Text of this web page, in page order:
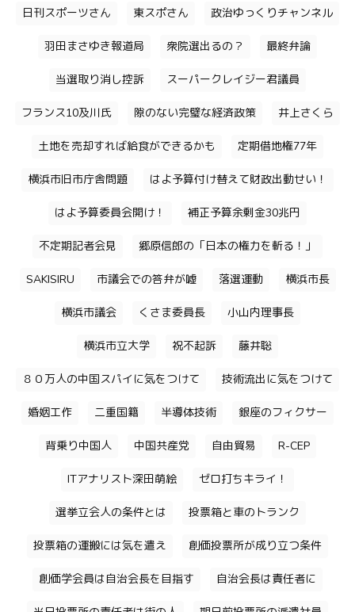
日刊スポーツさん 東スポさん 政治ゆっくりチャンネル
羽田まさゆき報道局 衆院選出るの？ 最終弁論
当選取り消し控訴 スーパークレイジー君議員
フランス10及川氏 隙のない完璧な経済政策 井上さくら
土地を売却すれば給食ができるかも 定期借地権77年
横浜市旧市庁舎問題 はよ予算付け替えて財政出動せい！
はよ予算委員会開け！ 補正予算余剰金30兆円
不定期記者会見 郷原信郎の「日本の権力を斬る！」
SAKISIRU 市議会での答弁が嘘 落選運動 横浜市長
横浜市議会 くさま委員長 小山内理事長
横浜市立大学 祝不起訴 藤井聡
８０万人の中国スパイに気をつけて 技術流出に気をつけて
婚姻工作 二重国籍 半導体技術 銀座のフィクサー
背乗り中国人 中国共産党 自由貿易 R-CEP
ITアナリスト深田萌絵 ゼロ打ちキライ！
選挙立会人の条件とは 投票箱と車のトランク
投票箱の運搬には気を遣え 創価投票所が成り立つ条件
創価学会員は自治会長を目指す 自治会長は責任者に